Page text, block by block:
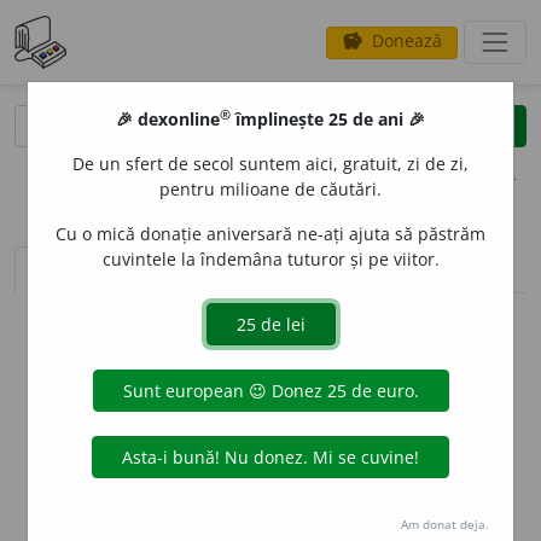
savings Donează
clear
opțiuni
sinteza definițiilor (1) definiții (1) declinări
info
Aceste definiții sunt compilate de
echipa dexonline. Definițiile
originale se află pe filadefiniții.
preferințe
🎉 dexonline® împlinește 25 de ani 🎉
De un sfert de secol suntem aici, gratuit, zi de zi,
pentru milioane de căutări.
Cu o mică donație aniversară ne-ați ajuta să păstrăm
cuvintele la îndemâna tuturor și pe viitor.
Am donat deja.